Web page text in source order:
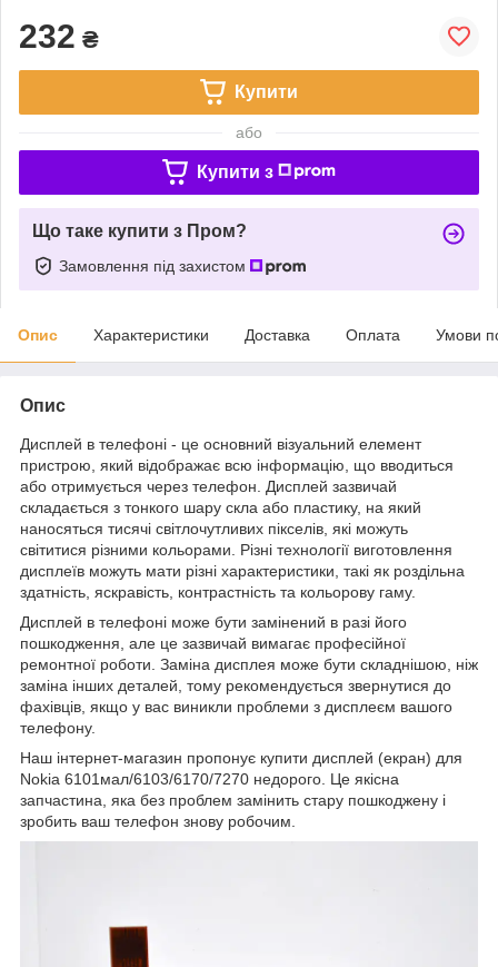
232 ₴
Купити
або
Купити з
Що таке купити з Пром?
Замовлення під захистом
Опис Характеристики Доставка Оплата Умови
Опис
Дисплей в телефоні - це основний візуальний елемент
пристрою, який відображає всю інформацію, що вводиться
або отримується через телефон. Дисплей зазвичай
складається з тонкого шару скла або пластику, на який
наносяться тисячі світлочутливих пікселів, які можуть
світитися різними кольорами. Різні технології виготовлення
дисплеїв можуть мати різні характеристики, такі як роздільна
здатність, яскравість, контрастність та кольорову гаму.
Дисплей в телефоні може бути замінений в разі його
пошкодження, але це зазвичай вимагає професійної
ремонтної роботи. Заміна дисплея може бути складнішою, ніж
заміна інших деталей, тому рекомендується звернутися до
фахівців, якщо у вас виникли проблеми з дисплеєм вашого
телефону.
Наш інтернет-магазин пропонує купити дисплей (екран) для
Nokia 6101мал/6103/6170/7270 недорого. Це якісна
запчастина, яка без проблем замінить стару пошкоджену і
зробить ваш телефон знову робочим.